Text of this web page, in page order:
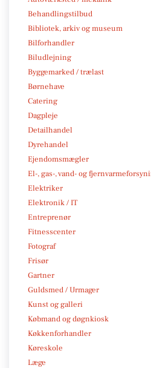
Behandlingstilbud
Bibliotek, arkiv og museum
Bilforhandler
Biludlejning
Byggemarked / trælast
Børnehave
Catering
Dagpleje
Detailhandel
Dyrehandel
Ejendomsmægler
El-, gas-, vand- og
Elektriker
Elektronik / IT
Entreprenør
Fitnesscenter
Fotograf
Frisør
Gartner
Guldsmed / Urmager
Kunst og galleri
Købmand og døgnkiosk
Køkkenforhandler
Køreskole
Læge